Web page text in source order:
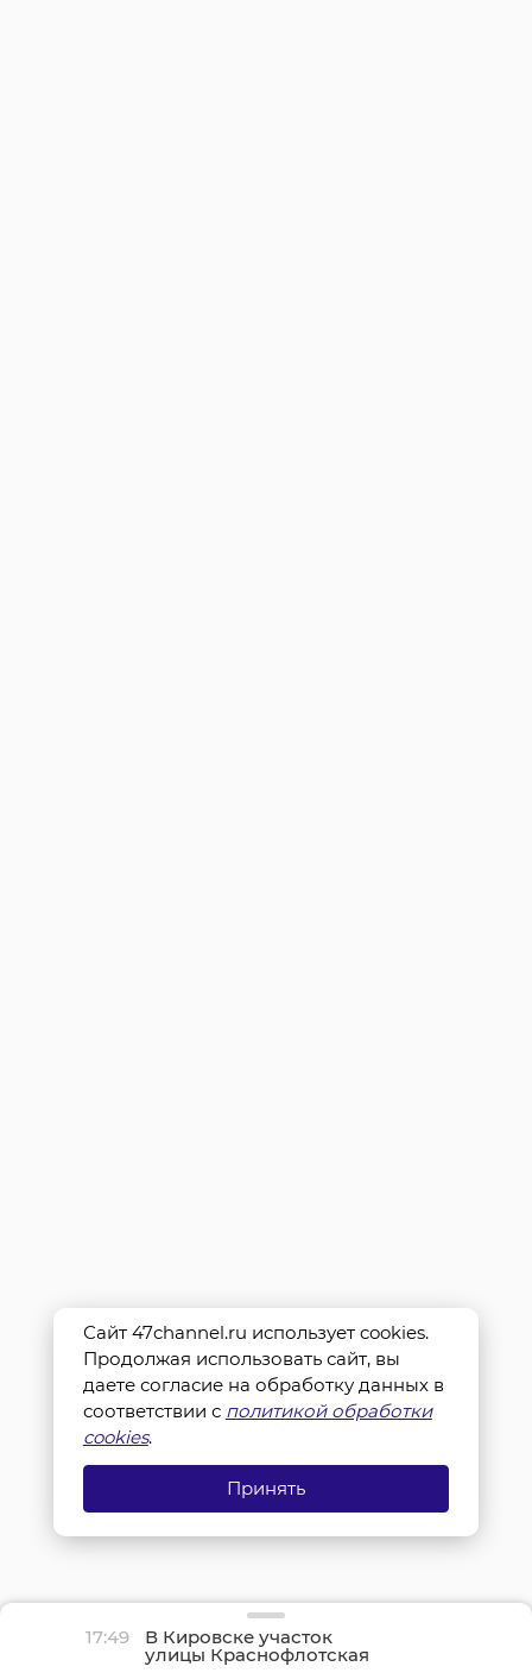
17:49 В Кировске участок
улицы Краснофлотская
закрыли из-за
Сайт 47channel.ru использует cookies.
Продолжая использовать сайт, вы
даете согласие на обработку данных в
соответствии с политикой обработки
cookies.
Принять